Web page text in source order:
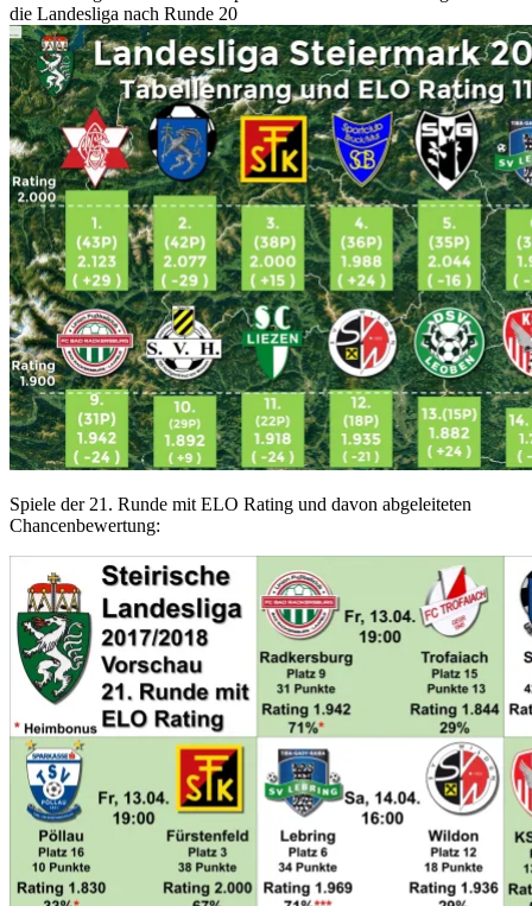
die Landesliga nach Runde 20
Spiele der 21. Runde mit ELO Rating und davon abgeleiteten
Chancenbewertung: